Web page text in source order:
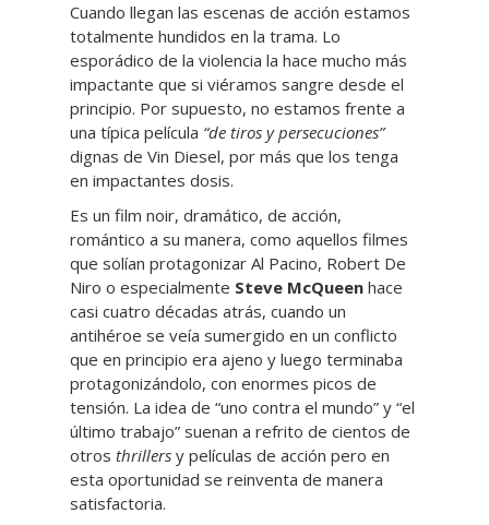
Cuando llegan las escenas de acción estamos
totalmente hundidos en la trama. Lo
esporádico de la violencia la hace mucho más
impactante que si viéramos sangre desde el
principio. Por supuesto, no estamos frente a
una típica película “de tiros y persecuciones”
dignas de Vin Diesel, por más que los tenga
en impactantes dosis.
Es un film noir, dramático, de acción,
romántico a su manera, como aquellos filmes
que solían protagonizar Al Pacino, Robert De
Niro o especialmente Steve McQueen hace
casi cuatro décadas atrás, cuando un
antihéroe se veía sumergido en un conflicto
que en principio era ajeno y luego terminaba
protagonizándolo, con enormes picos de
tensión. La idea de “uno contra el mundo” y “el
último trabajo” suenan a refrito de cientos de
otros thrillers y películas de acción pero en
esta oportunidad se reinventa de manera
satisfactoria.